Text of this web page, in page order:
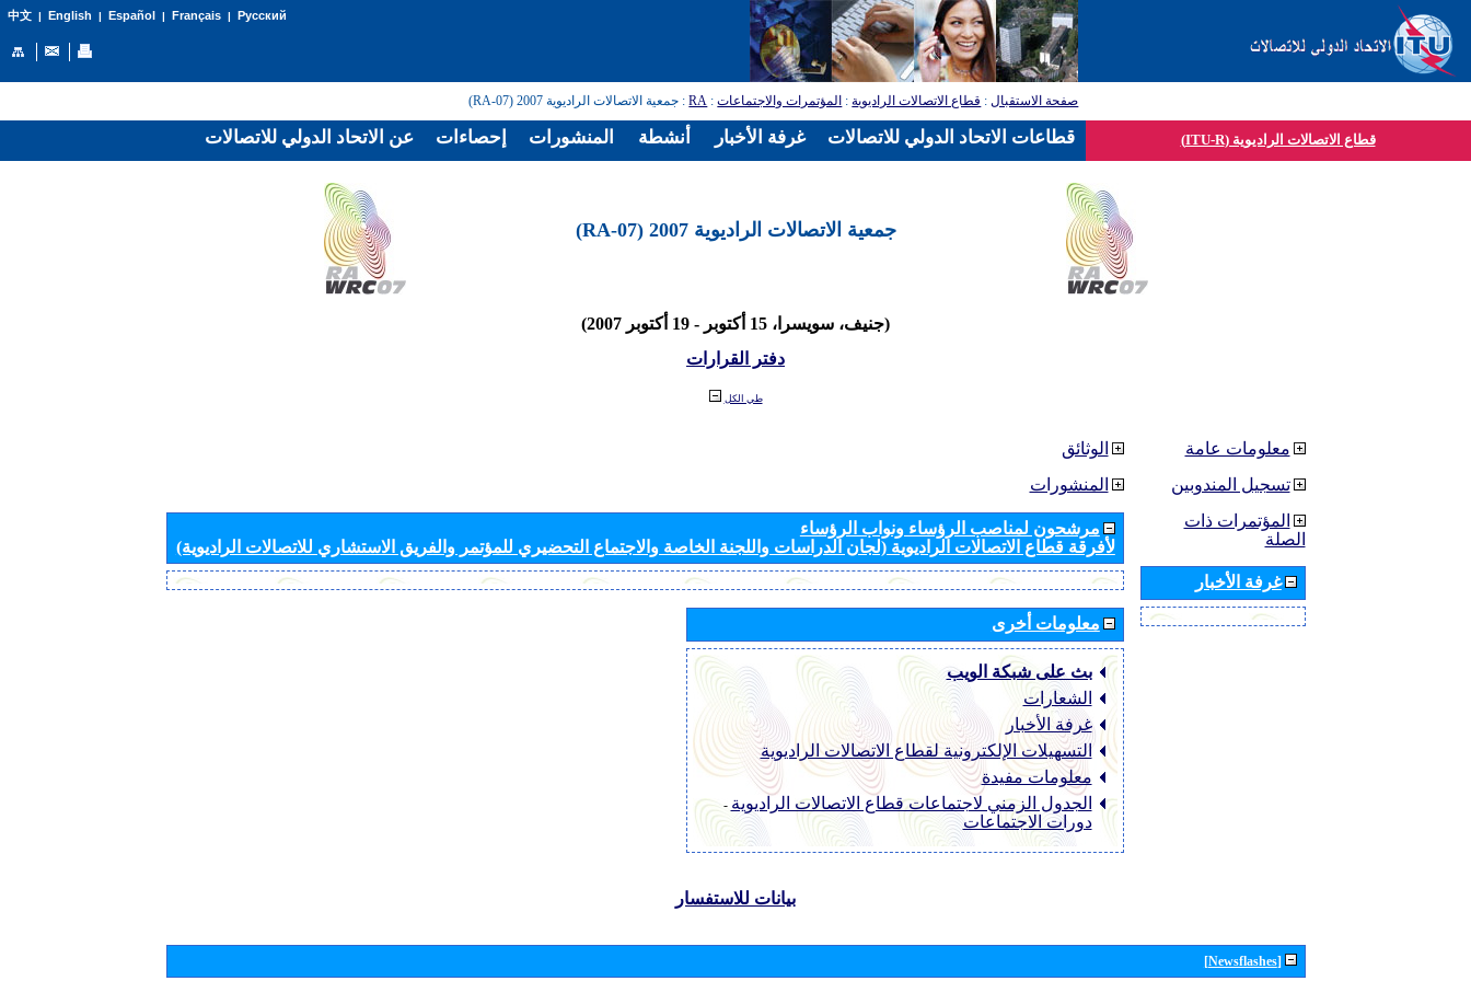
中文| English | Español | Français| Русский
صفحة الاستقبال: قطاع الاتصالات الراديوية: المؤتمرات والاجتماعات:
RA: جمعية الاتصالات الراديوية 2007 (RA-07)
قطاع الاتصالات الراديوية (ITU-R)
جمعية الاتصالات الراديوية 2007 (RA-07)
(جنيف، سويسرا، 15 أكتوبر - 19 أكتوبر 2007)
دفتر القرارات
طي الكل
الوثائق
المنشورات
مرشحون لمناصب الرؤساء ونواب الرؤساء
لأفرقة قطاع الاتصالات الراديوية (لجان الدراسات واللجنة الخاصة والاجتماع التحضيري للمؤتمر والفريق الاستشاري للاتصالات الراديوية)
معلومات أخرى
بث على شبكة الويب
الشعارات
غرفة الأخبار
التسهيلات الإلكترونية لقطاع الاتصالات الراديوية
معلومات مفيدة
الجدول الزمني لاجتماعات قطاع الاتصالات الراديوية -
دورات الاجتماعات
معلومات عامة
تسجيل المندوبين
المؤتمرات ذات
الصلة
غرفة الأخبار
بيانات للاستفسار
[Newsflashes]
عن الاتحاد الدولي للاتصالات إحصاءات المنشورات أنشطة غرفة الأخبار قطاعات الاتحاد الدولي للاتصالات